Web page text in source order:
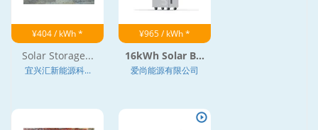
¥404 / kWh *
Solar Storage...
宜兴汇新能源科...
¥965 / kWh *
16kWh Solar B...
爱尚能源有限公司